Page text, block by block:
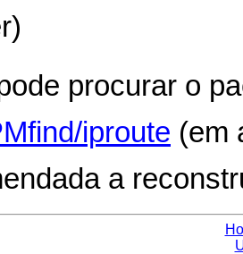
procurar o
iproute (em
a